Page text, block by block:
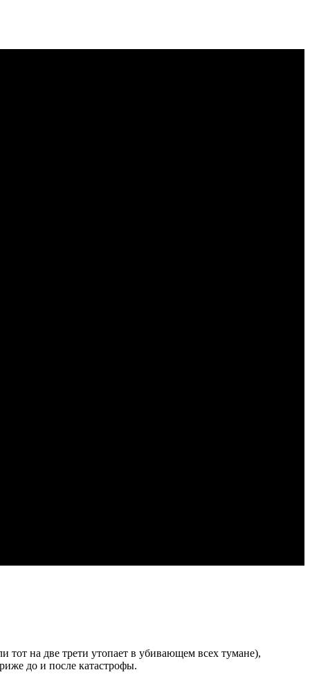
на две трети утопает в убивающем всех тумане),
до и после катастрофы.